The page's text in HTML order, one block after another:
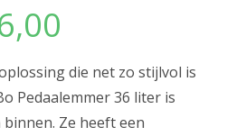
die net zo stijlvol is
Pedaalemmer 36 liter is
Ze heeft een